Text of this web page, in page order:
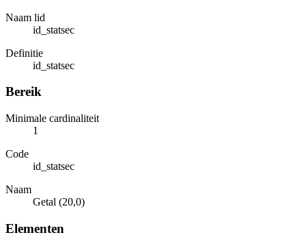
Naam lid
id_statsec
Definitie
id_statsec
Bereik
Minimale cardinaliteit
1
Code
id_statsec
Naam
Getal (20,0)
Elementen